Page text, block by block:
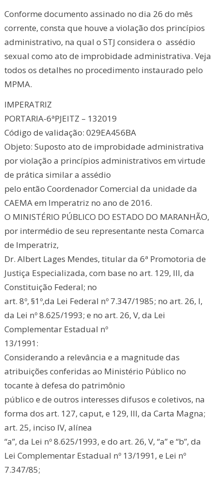
Conforme documento assinado no dia 26 do mês
corrente, consta que houve a violação dos princípios
administrativo, na qual o STJ considera o assédio
sexual como ato de improbidade administrativa. Veja
todos os detalhes no procedimento instaurado pelo
MPMA.
IMPERATRIZ
PORTARIA-6ªPJEITZ – 132019
Código de validação: 029EA456BA
Objeto: Suposto ato de improbidade administrativa
por violação a princípios administrativos em virtude
de prática similar a assédio
pelo então Coordenador Comercial da unidade da
CAEMA em Imperatriz no ano de 2016.
O MINISTÉRIO PÚBLICO DO ESTADO DO MARANHÃO,
por intermédio de seu representante nesta Comarca
de Imperatriz,
Dr. Albert Lages Mendes, titular da 6ª Promotoria de
Justiça Especializada, com base no art. 129, III, da
Constituição Federal; no
art. 8º, §1º,da Lei Federal nº 7.347/1985; no art. 26, I,
da Lei nº 8.625/1993; e no art. 26, V, da Lei
Complementar Estadual nº
13/1991:
Considerando a relevância e a magnitude das
atribuições conferidas ao Ministério Público no
tocante à defesa do patrimônio
público e de outros interesses difusos e coletivos, na
forma dos art. 127, caput, e 129, III, da Carta Magna;
art. 25, inciso IV, alínea
“a”, da Lei nº 8.625/1993, e do art. 26, V, “a” e “b”, da
Lei Complementar Estadual nº 13/1991, e Lei nº
7.347/85;